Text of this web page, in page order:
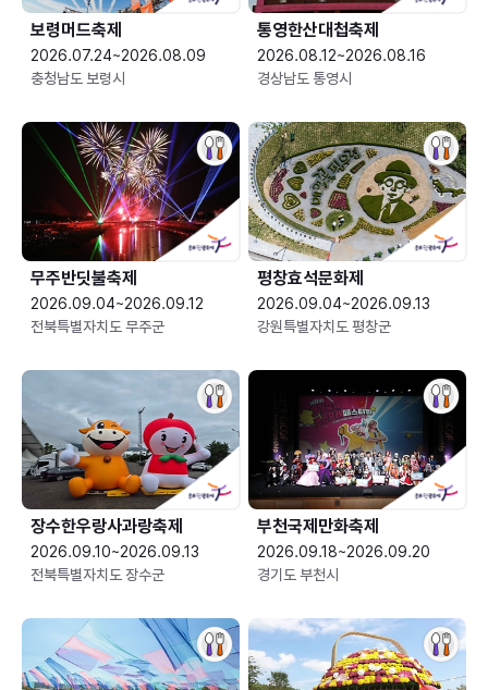
보령머드축제
2026.07.24~2026.08.09
충청남도 보령시
통영한산대첩축제
2026.08.12~2026.08.16
경상남도 통영시
무주반딧불축제
2026.09.04~2026.09.12
전북특별자치도 무주군
평창효석문화제
2026.09.04~2026.09.13
강원특별자치도 평창군
장수한우랑사과랑축제
2026.09.10~2026.09.13
전북특별자치도 장수군
부천국제만화축제
2026.09.18~2026.09.20
경기도 부천시